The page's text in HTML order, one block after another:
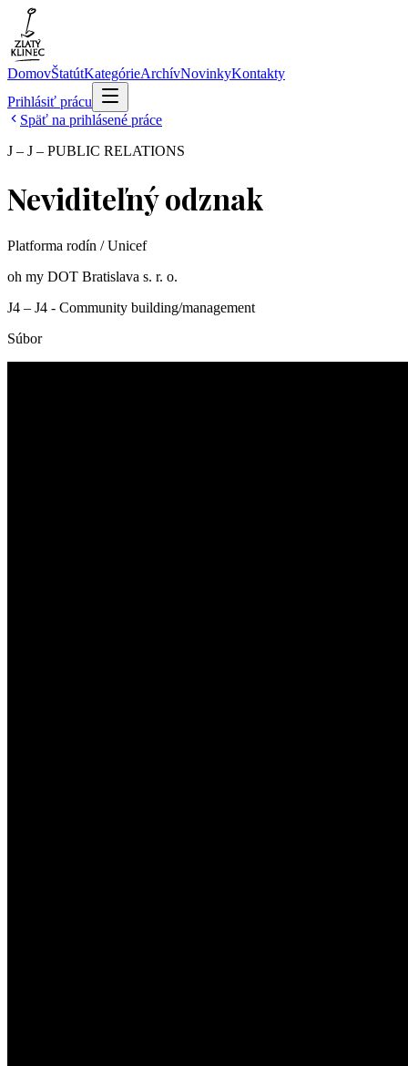
DomovŠtatútKategórieArchívNovinkyKontakty
Prihlásiť prácu
Späť na prihlásené práce
J – J – PUBLIC RELATIONS
Neviditeľný odznak
Platforma rodín / Unicef
oh my DOT Bratislava s. r. o.
J4 – J4 - Community building/management
Súbor